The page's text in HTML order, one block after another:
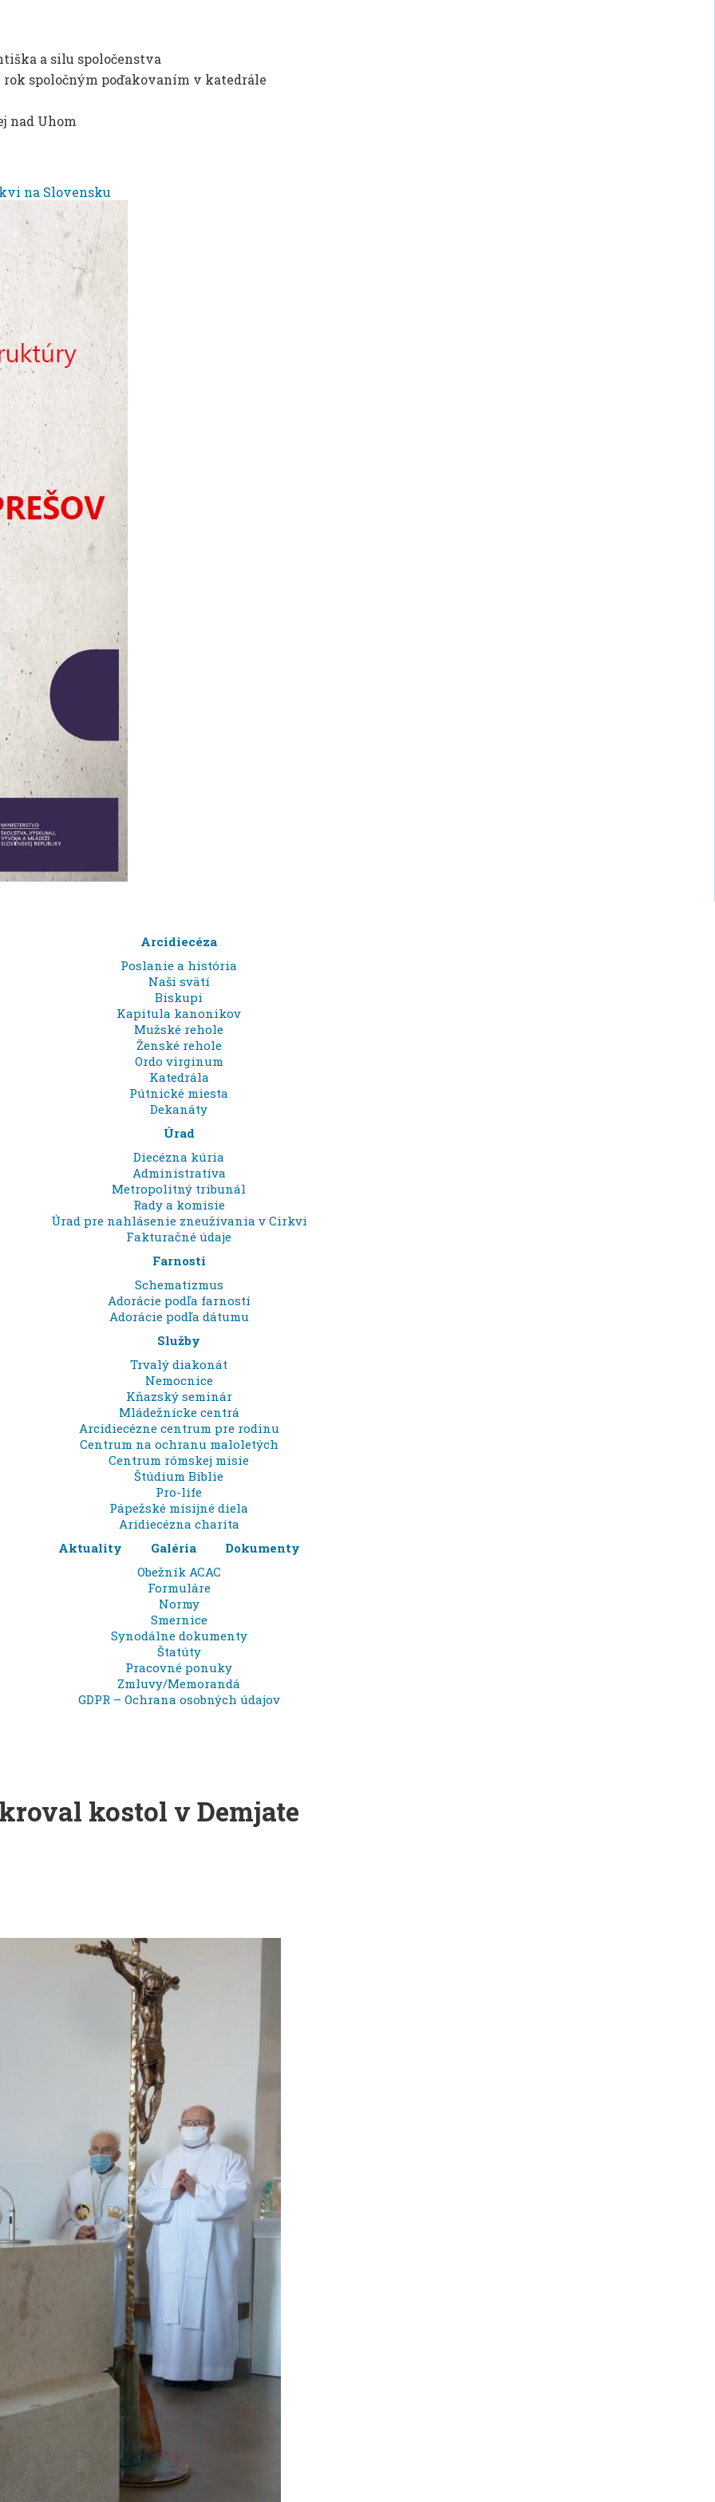
a silu spoločenstva
spoločným poďakovaním v katedrále
nad Uhom
Arcidiecéza
Poslanie a história
Naši svätí
Biskupi
Kapitula kanonikov
Mužské rehole
Ženské rehole
Ordo virginum
Katedrála
Pútnické miesta
Dekanáty
Úrad
Diecézna kúria
Administratíva
Metropolitný tribunál
Rady a komisie
Úrad pre nahlásenie zneužívania v Cirkvi
Fakturačné údaje
Farnosti
Schematizmus
Adorácie podľa farností
Adorácie podľa dátumu
Služby
Trvalý diakonát
Nemocnice
Kňazský seminár
Mládežnícke centrá
Arcidiecézne centrum pre rodinu
Centrum na ochranu maloletých
Centrum rómskej misie
Štúdium Biblie
Pro-life
Pápežské misijné diela
Aridiecézna charita
Aktuality
Galéria
Dokumenty
Obežník ACAC
Formuláre
Normy
Smernice
Synodálne dokumenty
Štatúty
Pracovné ponuky
Zmluvy/Memorandá
GDPR – Ochrana osobných údajov
kostol v Demjate